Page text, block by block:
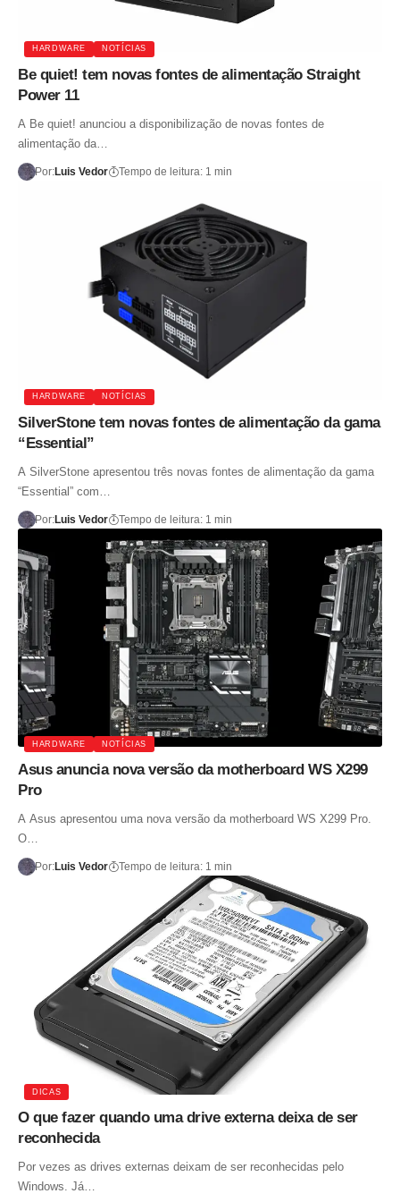
HARDWARE NOTÍCIAS
Be quiet! tem novas fontes de alimentação Straight
Power 11
A Be quiet! anunciou a disponibilização de novas fontes de
alimentação da…
Por:Luis Vedor Tempo de leitura: 1 min
HARDWARE NOTÍCIAS
SilverStone tem novas fontes de alimentação da gama
“Essential”
A SilverStone apresentou três novas fontes de alimentação da gama
“Essential” com…
Por:Luis Vedor Tempo de leitura: 1 min
HARDWARE NOTÍCIAS
Asus anuncia nova versão da motherboard WS X299
Pro
A Asus apresentou uma nova versão da motherboard WS X299 Pro.
O…
Por:Luis Vedor Tempo de leitura: 1 min
DICAS
O que fazer quando uma drive externa deixa de ser
reconhecida
Por vezes as drives externas deixam de ser reconhecidas pelo
Windows. Já…